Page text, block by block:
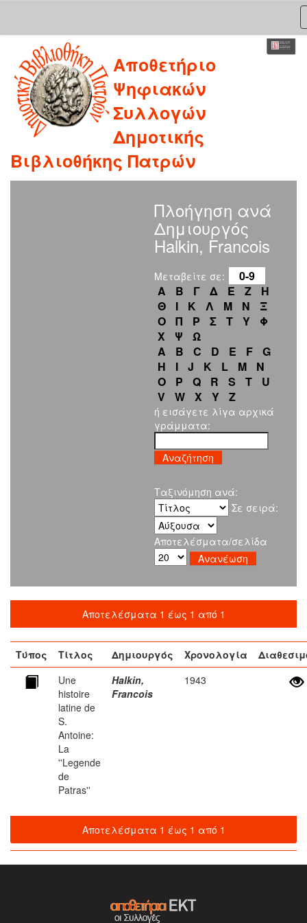
navigation
Αποθετήριο
Ψηφιακών
Συλλογών
Δημοτικής
Βιβλιοθήκης Πατρών
Πλοήγηση ανά
Δημιουργός
Halkin, Francois
Μεταβείτε σε:
0-9
Α
Β Γ Δ Ε Ζ
Η
Θ
Ι Κ Λ Μ Ν
Ξ
Ο
Π Ρ Σ Τ Υ
Φ
Χ
Ψ
Ω
A
B C D E F
G
H
I J K L M
N
O
P Q R S T
U
V
W X Y Z
ή εισάγετε λίγα αρχικά
γράμματα:
Ταξινόμηση ανά:
Σε σειρά:
Αποτελέσματα/σελίδα
Αποτελέσματα 1 έως 1 από 1
Τύπος Τίτλος Δημιουργός Χρονολογία
Une
histoire
latine de
S.
Antoine:
La
''Legende
de
Patras''
Halkin,
Francois
1943
Αποτελέσματα 1 έως 1 από 1